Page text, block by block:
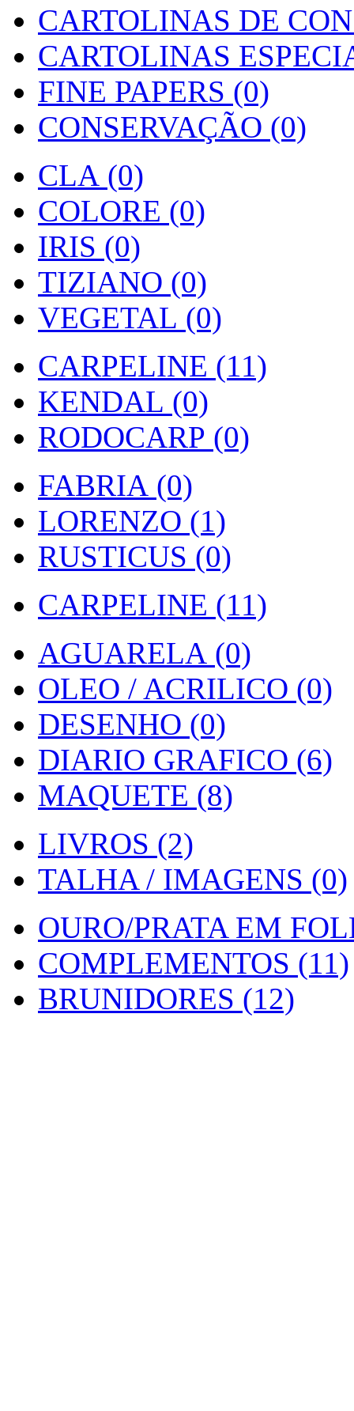
CARTOLINAS DE
CARTOLINAS
FINE PAPERS (0)
CONSERVAÇÃO (0)
CLA (0)
COLORE (0)
IRIS (0)
TIZIANO (0)
VEGETAL (0)
CARPELINE (11)
KENDAL (0)
RODOCARP (0)
FABRIA (0)
LORENZO (1)
RUSTICUS (0)
CARPELINE (11)
AGUARELA (0)
OLEO / ACRILICO (0)
DESENHO (0)
DIARIO GRAFICO (6)
MAQUETE (8)
LIVROS (2)
TALHA / IMAGENS (0)
OURO/PRATA EM
COMPLEMENTOS (11)
BRUNIDORES (12)